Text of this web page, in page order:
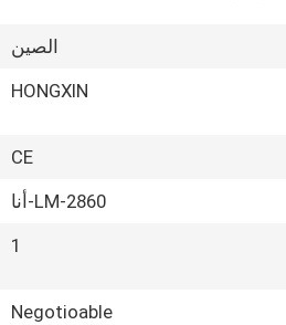
الصين
HONGXIN
CE
LM-2860-أنا
1
Negotioable